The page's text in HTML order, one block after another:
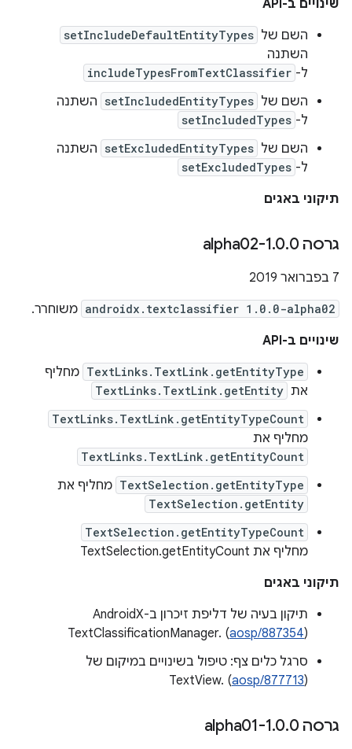
שינויים ב-API
השם של setIncludeDefaultEntityTypes
השתנה
ל- includeTypesFromTextClassifier
השם של setIncludedEntityTypes השתנה
ל- setIncludedTypes
השם של setExcludedEntityTypes השתנה
ל- setExcludedTypes
תיקוני באגים
גרסה 1 .0.0-alpha02
7 בפברואר 2019
androidx.textclassifier 1.0.0-alpha02 משוחרר.
שינויים ב-API
TextLinks.TextLink.getEntityType מחליף
את TextLinks.TextLink.getEntity
TextLinks.TextLink.getEntityTypeCount
מחליף את
TextLinks.TextLink.getEntityCount
TextSelection.getEntityType מחליף את
TextSelection.getEntity
TextSelection.getEntityTypeCount
מחליף את TextSelection.getEntityCount
תיקוני באגים
תיקון בעיה של דליפת זיכרון ב-AndroidX
TextClassificationManager. (aosp/887354)
סרגל כלים צף: טיפול בשינויים במיקום של
TextView. (aosp/877713)
גרסה 1 .0.0-alpha01